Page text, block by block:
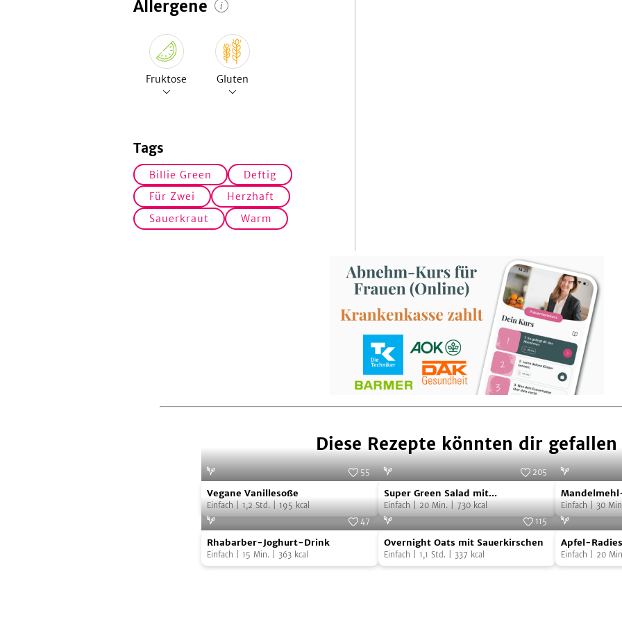
Allergene
Fruktose Gluten
Tags
Billie Green
Deftig
Für Zwei
Herzhaft
Sauerkraut
Warm
Diese Rezepte könnten dir gefallen
Vegane
Vanillesoße
55
Vegane Vanillesoße
Einfach|1,2 Std.|195kcal
Super
Green
Salad
mit
Knoblauchbaguette
205
Super Green Salad mit
Knoblauchbaguette
Einfach|20 Min.|730kcal
Pancakes
mit
Himbeeren
und
Ahornsirup
Himbeeren
Einfach|30
Rhabarber-
Joghurt-
Drink
Foto:
47
Rhabarber-Joghurt-Drink
Einfach 15 Min. 363kcal
Overnight
Oats
mit
Foto: SevenCooks
115
Overnight Oats mit Sauerkirschen
Einfach 1,1 Std. 337 kcal
Apfel-
Salat
Apfel-
Einfach 20